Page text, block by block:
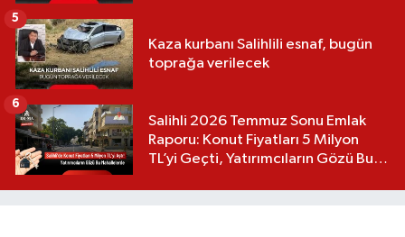
Kaza kurbanı Salihlili esnaf, bugün
toprağa verilecek
5
Salihli 2026 Temmuz Sonu Emlak
Raporu: Konut Fiyatları 5 Milyon
TL’yi Geçti, Yatırımcıların Gözü Bu
6